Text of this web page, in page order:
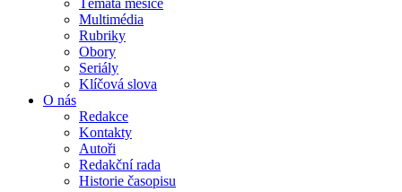
Multimédia
Rubriky
Obory
Seriály
Klíčová slova
O nás
Redakce
Kontakty
Autoři
Redakční rada
Historie časopisu